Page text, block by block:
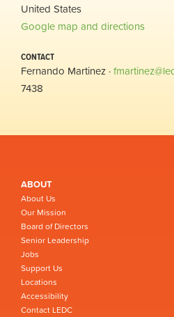
United States
Google map and directions
CONTACT
Fernando Martinez ·
7438
ABOUT
About Us
Our Mission
Board of Directors
Senior Leadership
Jobs
Support Us
Locations
Accessibility
Contact LEDC